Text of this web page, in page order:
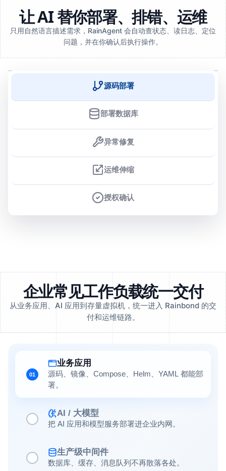
让 AI 替你部署、排错、运维
只用自然语言描述需求，RainAgent 会自动查状态、读日志、定位
问题，并在你确认后执行操作。
源码部署
部署数据库
异常修复
运维伸缩
授权确认
企业常见工作负载统一交付
从业务应用、AI 应用到存量虚拟机，统一进入 Rainbond 的交
付和运维链路。
01
业务应用
源码、镜像、Compose、Helm、YAML 都能部
署。
AI / 大模型
把 AI 应用和模型服务部署进企业内网。
生产级中间件
数据库、缓存、消息队列不再散落各处。